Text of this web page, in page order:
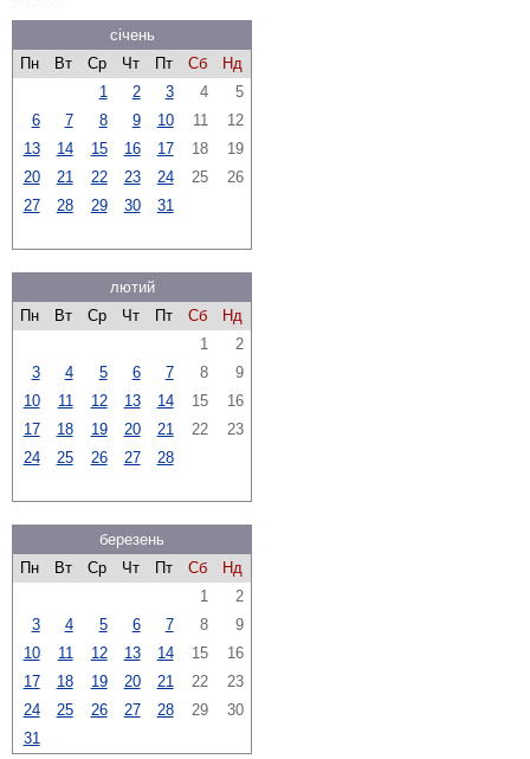
січень
Пн
Вт Ср Чт Пт Сб
Нд
1
2 3 4
5
6
7 8 9 10 11
12
13
14 15 16 17 18
19
20
21 22 23 24 25
26
27
28 29 30 31
лютий
Пн
Вт Ср Чт Пт Сб
Нд
1
2
3
4 5 6 7 8
9
10
11 12 13 14 15
16
17
18 19 20 21 22
23
24
25 26 27 28
березень
Пн
Вт Ср Чт Пт Сб
Нд
1
2
3
4 5 6 7 8
9
10
11 12 13 14 15
16
17
18 19 20 21 22
23
24
25 26 27 28 29
30
31